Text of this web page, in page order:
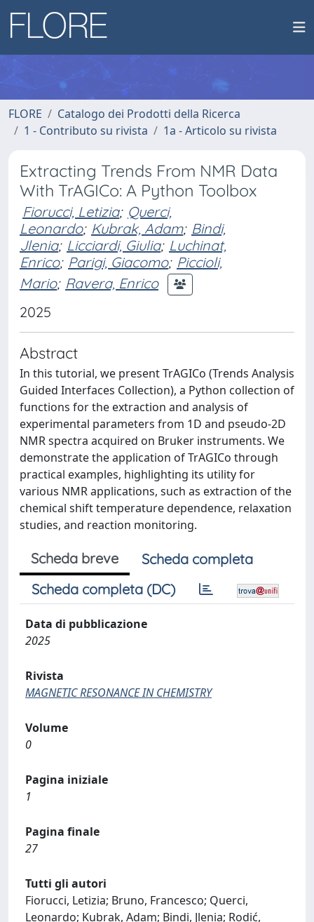
FLORE
Catalogo dei Prodotti della Ricerca
1 - Contributo su rivista
1a - Articolo su rivista
Extracting Trends From NMR Data
With TrAGICo: A Python Toolbox
Fiorucci, Letizia; Querci,
Leonardo; Kubrak, Adam; Bindi,
Jlenia; Licciardi, Giulia; Luchinat,
Enrico; Parigi, Giacomo; Piccioli,
Mario; Ravera, Enrico
2025
Abstract
In this tutorial, we present TrAGICo (Trends Analysis
Guided Interfaces Collection), a Python collection of
functions for the extraction and analysis of
experimental parameters from 1D and pseudo-2D
NMR spectra acquired on Bruker instruments. We
demonstrate the application of TrAGICo through
practical examples, highlighting its utility for
various NMR applications, such as extraction of the
chemical shift temperature dependence, relaxation
studies, and reaction monitoring.
Scheda breve
Scheda completa
Scheda completa (DC)
Data di pubblicazione
2025
Rivista
MAGNETIC RESONANCE IN CHEMISTRY
Volume
0
Pagina iniziale
1
Pagina finale
27
Tutti gli autori
Fiorucci, Letizia; Bruno, Francesco; Querci,
Leonardo; Kubrak, Adam; Bindi, Jlenia; Rodić,